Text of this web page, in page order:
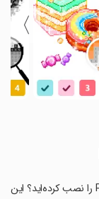
〉
آیا تا کنون بازی Pix123 - Color by Number Games را نصب کرده‌اید؟ این